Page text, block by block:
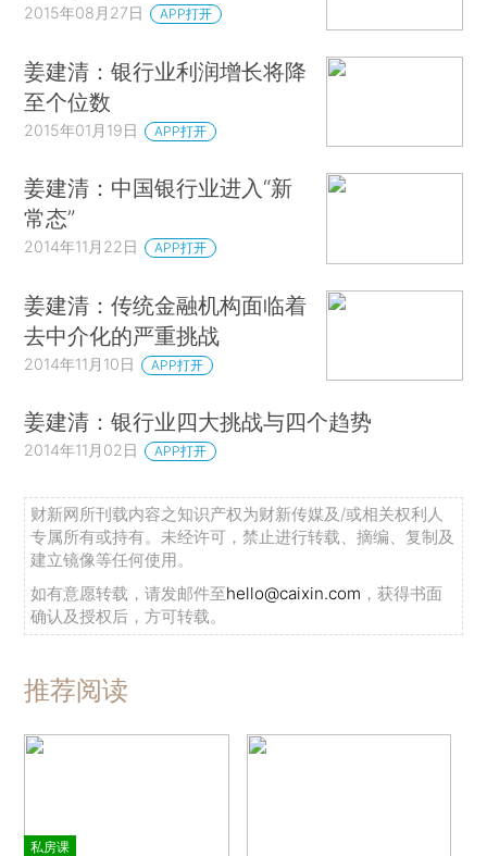
2015年08月27日 APP打开
姜建清：银行业利润增长将降
至个位数
2015年01月19日 APP打开
姜建清：中国银行业进入“新
常态”
2014年11月22日 APP打开
姜建清：传统金融机构面临着
去中介化的严重挑战
2014年11月10日 APP打开
姜建清：银行业四大挑战与四个趋势
2014年11月02日 APP打开
财新网所刊载内容之知识产权为财新传媒及/或相关权利人
专属所有或持有。未经许可，禁止进行转载、摘编、复制及
建立镜像等任何使用。
如有意愿转载，请发邮件至hello@caixin.com ，获得书面
确认及授权后，方可转载。
推荐阅读
私房课